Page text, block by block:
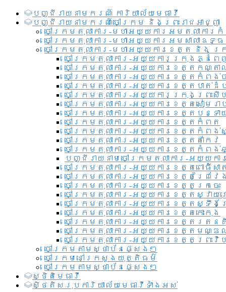
បញ្ជី​រាយ​នាមករណ៍ ការិយាល័យ​មេធាវី​
បញ្ជី​រាយ​នាមករណ៍​ចៅក្រម និងព្រះរាជអាជ្ញា
ចៅក្រមតុលាការ-មហាអយ្យការអមតុលាការ
ចៅក្រមតុលាការ-មហាអយ្យការអមសាលាឧទ្
ចៅក្រមតុលាការ-មហាអយ្យការខេត្ត និង ក្
ចៅក្រមតុលាការ-អយ្យការក្រុងភ្នំពេ
ចៅក្រមតុលាការ-អយ្យការខេត្តកណ្តា
ចៅក្រមតុលាការ-អយ្យការខេត្តកំពង់ច
ចៅក្រមតុលាការ-អយ្យការខេត្តបាត់ដំ
ចៅក្រមតុលាការ-អយ្យការ​ក្រុងព្រះសី
ចៅក្រមតុលាការ-អយ្យការខេត្តសៀមរា
ចៅក្រមតុលាការ-អយ្យការខេត្តបន្ទា
ចៅក្រមតុលាការ-អយ្យការខេត្តកំពត
ចៅក្រមតុលាការ-អយ្យការខេត្តកំពង់
ចៅក្រមតុលាការ-អយ្យការខេត្តតាកែវ
ចៅក្រមតុលាការ-អយ្យការខេត្តកំពង់
បញ្ជីរាយនាមចៅក្រមតុលាការ-អយ្យក
ចៅក្រមតុលាការ-អយ្យការខេត្តពោធិ៍សា
ចៅក្រមតុលាការ-អយ្យការខេត្តព្រៃវែ
ចៅក្រមតុលាការ-អយ្យការខេត្តក្រចេះ
ចៅក្រមតុលាការ-អយ្យការខេត្តស្វាយ
ចៅក្រមតុលាការ-អយ្យការខេត្តស្ទឹង
ចៅក្រមតុលាការ-អយ្យការខេត្តកោះកុង
ចៅក្រមតុលាការ-អយ្យការខេត្តរតន
ចៅក្រមតុលាការ-អយ្យការខេត្តមណ្
ចៅក្រមតុលាការ-អយ្យការខេត្តព្រះវិហ
ចៅក្រមតាមស្ថាប័នផ្សេងៗ
ចៅក្រមនៅក្រសួងយុត្តិធម៌
ចៅក្រមតាមស្ថាប័នផ្សេងៗ
ស្ថិតិមេធាវី
សិ្ថតិសរុបការិយាល័យមេធាវីទាំងអស់​